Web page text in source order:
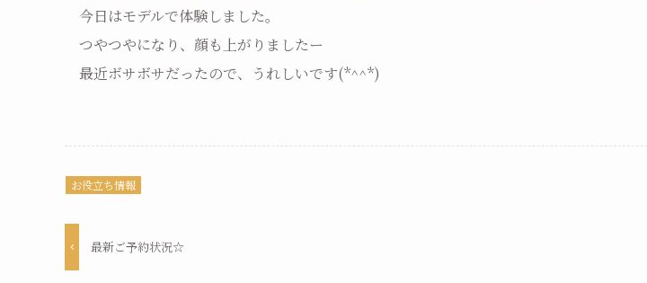
今日はモデルで体験しました。
つやつやになり、顔も上がりましたー
最近ボサボサだったので、うれしいです(*^^*)
お役立ち情報
最新ご予約状況☆